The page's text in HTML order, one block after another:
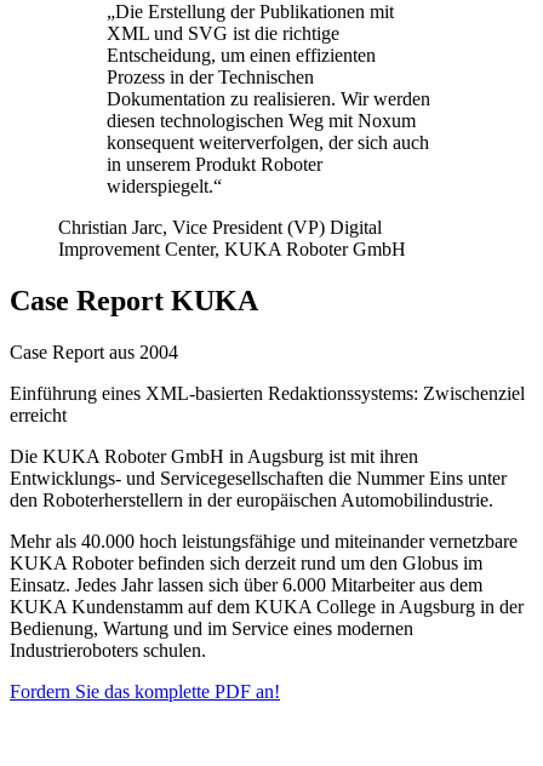
„Die Erstellung der Publikationen mit
XML und SVG ist die richtige
Entscheidung, um einen effizienten
Prozess in der Technischen
Dokumentation zu realisieren. Wir werden
diesen technologischen Weg mit Noxum
konsequent weiterverfolgen, der sich auch
in unserem Produkt Roboter
widerspiegelt.“
Christian Jarc, Vice President (VP) Digital
Improvement Center, KUKA Roboter GmbH
Case Report KUKA
Case Report aus 2004
Einführung eines XML-basierten Redaktions­systems: Zwischenziel
erreicht
Die KUKA Roboter GmbH in Augsburg ist mit ihren
Entwicklungs- und Servicegesellschaften die Nummer Eins unter
den Roboterherstellern in der europäischen Automobilindustrie.
Mehr als 40.000 hoch leistungsfähige und miteinander vernetzbare
KUKA Roboter befinden sich derzeit rund um den Globus im
Einsatz. Jedes Jahr lassen sich über 6.000 Mitarbeiter aus dem
KUKA Kundenstamm auf dem KUKA College in Augsburg in der
Bedienung, Wartung und im Service eines modernen
Industrieroboters schulen.
Fordern Sie das komplette PDF an!